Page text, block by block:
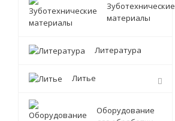
Зуботехнические
материалы
Литература
Литье
Оборудование